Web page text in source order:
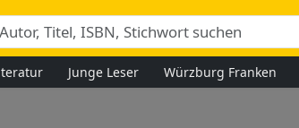
Junge Leser Würzburg Franken